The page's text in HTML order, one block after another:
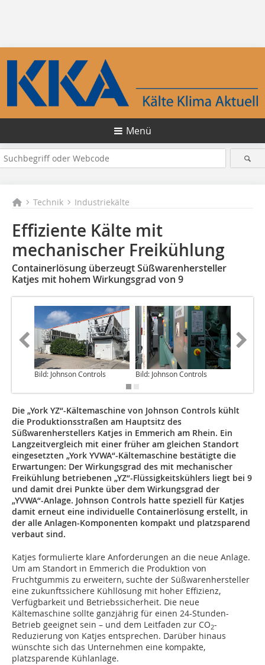
Menü
Technik Industriekälte
Effiziente Kälte mit
mechanischer Freikühlung
Containerlösung überzeugt Süßwarenhersteller
Katjes mit hohem Wirkungsgrad von 9
Bild: Johnson Controls Bild: Johnson Controls
Die „York YZ“-Kältemaschine von Johnson Controls kühlt
die Produktionsstraßen am Hauptsitz des
Süßwarenherstellers Katjes in Emmerich am Rhein. Ein
Langzeitvergleich mit einer früher am gleichen Standort
eingesetzten „York YVWA“-Kältemaschine bestätigte die
Erwartungen: Der Wirkungsgrad des mit mechanischer
Freikühlung betriebenen „YZ“-Flüssigkeitskühlers liegt bei 9
und damit drei Punkte über dem Wirkungsgrad der
„YVWA“-Anlage. Johnson Controls hatte speziell für Katjes
damit erneut eine individuelle Containerlösung erstellt, in
der alle Anlagen-Komponenten kompakt und platzsparend
verbaut sind.
Katjes formulierte klare Anforderungen an die neue Anlage.
Um am Standort in Emmerich die Produktion von
Fruchtgummis zu erweitern, suchte der Süßwarenhersteller
eine zukunftssichere Kühllösung mit hoher Effizienz,
Verfügbarkeit und Betriebssicherheit. Die neue
Kältemaschine sollte ganzjährig für einen 24-Stunden-
Betrieb geeignet sein – und dem Leitfaden zur CO2-
Reduzierung von Katjes entsprechen. Darüber hi­naus
wünschte sich das Unternehmen eine kompakte,
platzsparende Kühlanlage.